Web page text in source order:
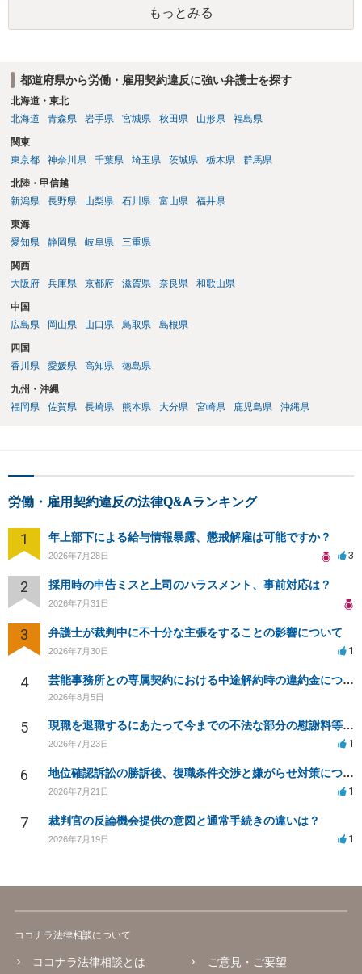
もっとみる
都道府県から労働・雇用契約違反に強い弁護士を探す
北海道・東北
北海道
青森県 岩手県 宮城県 秋田県 山形県 福島県
関東
東京都
神奈川県 千葉県 埼玉県 茨城県 栃木県 群馬県
北陸・甲信越
新潟県
長野県 山梨県 石川県 富山県 福井県
東海
愛知県
静岡県 岐阜県 三重県
関西
大阪府
兵庫県 京都府 滋賀県 奈良県 和歌山県
中国
広島県
岡山県 山口県 鳥取県 島根県
四国
香川県
愛媛県 高知県 徳島県
九州・沖縄
福岡県
佐賀県 長崎県 熊本県 大分県 宮崎県 鹿児島県 沖縄県
労働・雇用契約違反の法律Q&Aランキング
1 年上部下による給与情報暴露、懲戒解雇は可能ですか？
2026年7月28日 3
2 採用時の申告ミスと上司のハラスメント、事前対応は？
2026年7月31日
3 弁護士が裁判中に不十分な主張をすることの影響について
2026年7月30日 1
4 芸能事務所との専属契約における中途解約時の違約金について相談したいです
2026年8月5日
5 現職を退職するにあたって今までの不法な部分の慰謝料等は請求できるのか。
2026年7月23日 1
6 地位確認訴訟の勝訴後、復職条件交渉と嫌がらせ対策について
2026年7月21日 1
7 裁判官の反論機会提供の意図と通常手続きの違いは？
2026年7月19日 1
ココナラ法律相談について
ココナラ法律相談とは ご意見・ご要望